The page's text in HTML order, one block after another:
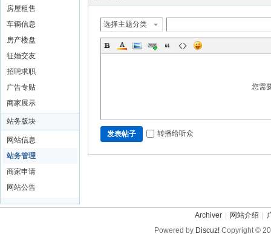
房屋租售
车辆信息
房产楼盘
征婚交友
招聘求职
广告专贴
商家展示
站务版块
网站信息
站务管理
商家申请
网站公告
选择主题分类
您需
发表帖子 转播给听众
Archiver 网站介绍
Powered by Discuz! Copyright ©